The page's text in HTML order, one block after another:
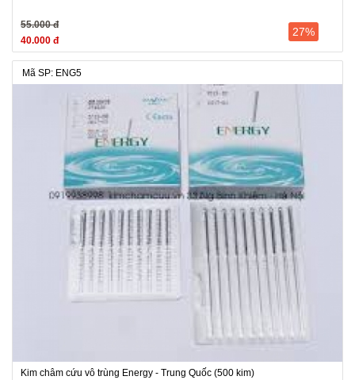
55.000 đ
40.000 đ
27%
Mã SP: ENG5
Kim châm cứu vô trùng Energy - Trung Quốc (500 kim)